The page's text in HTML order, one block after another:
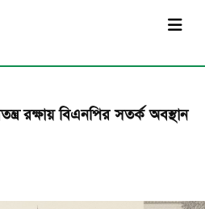
রক্ষায় বিএনপির সতর্ক অবস্থান